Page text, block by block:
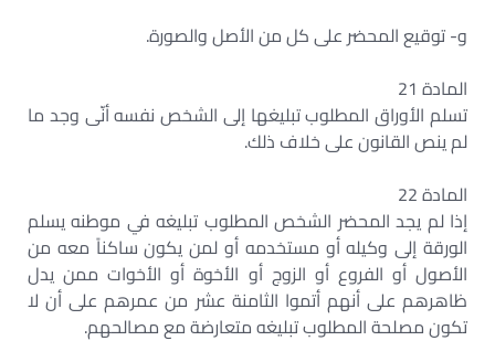
‌و- توقيع المحضر على كل من الأصل والصورة.
المادة 21
تسلم الأوراق المطلوب تبليغها إلى الشخص نفسه أنّى وجد ما
لم ينص القانون على خلاف ذلك.
المادة 22
إذا لم يجد المحضر الشخص المطلوب تبليغه في موطنه يسلم
الورقة إلى وكيله أو مستخدمه أو لمن يكون ساكناً معه من
الأصول أو الفروع أو الزوج أو الأخوة أو الأخوات ممن يدل
ظاهرهم على أنهم أتموا الثامنة عشر من عمرهم على أن لا
تكون مصلحة المطلوب تبليغه متعارضة مع مصالحهم.